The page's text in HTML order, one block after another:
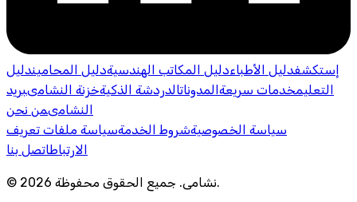
إستكشفدليل الأطباءدليل المكاتب الهندسيةدليل المحاميندليل
التعليمخدمات سريعةالمدوناتالدردشة الذكيةخزنة النشامىبريد
النشامىمن نحن
سياسة الخصوصيةشروط الخدمةسياسة ملفات تعريف
الارتباطاتصل بنا
© 2026 نشامى. جميع الحقوق محفوظة .